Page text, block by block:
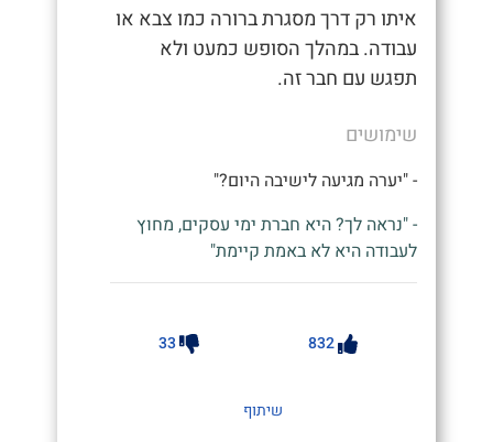
איתו רק דרך מסגרת ברורה כמו צבא או
עבודה. במהלך הסופש כמעט ולא
תפגש עם חבר זה.
שימושים
- "יערה מגיעה לישיבה היום?"
- "נראה לך? היא חברת ימי עסקים, מחוץ
לעבודה היא לא באמת קיימת"
832
33
שיתוף